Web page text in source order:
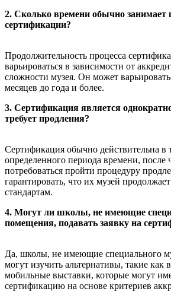
2. Сколько времени обычно занимает
сертификации?
Продолжительность процесса
варьироваться в зависимости от
сложности музея. Он может
месяцев до года и более.
3. Сертификация является
требует продления?
Сертификация обычно действительна в
определенного периода времени,
потребоваться пройти процедуру
гарантировать, что их музей продолжает
стандартам.
4. Могут ли школы, не имеющие
помещения, подавать заявку на
Да, школы, не имеющие специального
могут изучить альтернативы, такие как
мобильные выставки, которые могут
сертификацию на основе критериев